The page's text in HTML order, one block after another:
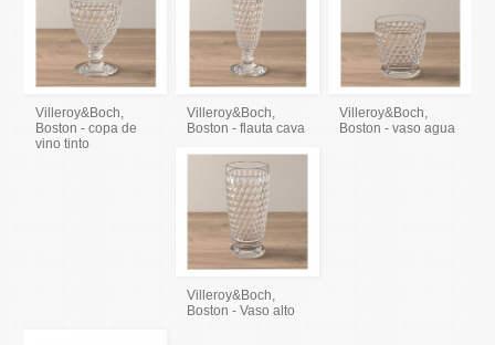
Villeroy&Boch,
Boston - copa de
vino tinto
Villeroy&Boch,
Boston - flauta cava
Villeroy&Boch,
Boston - vaso agua
Villeroy&Boch,
Boston - Vaso alto